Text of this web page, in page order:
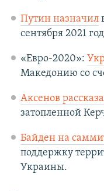
Путин назначил
сентября 2021
«Евро-2020»:
Македонию со
Аксенов
затопленной
Байден на
поддержку
Украины.